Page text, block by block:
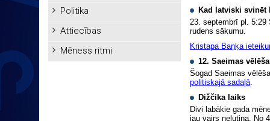
Politika
Attiecības
Mēness ritmi
Kad latviski svinēt
23. septembrī pl. 5:29
rudens sākumu.
Kristapa Baņķa
12. Saeimas
Šogad Saeimas
politiskajā sadaļā.
Dižčika laiks
Divi labākie gada
jau vairs nelutina. No